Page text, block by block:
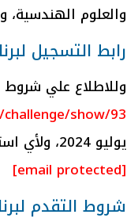
والعلوم الهندسية،
رابط التسجيل
وللاطلاع علي شروط
show/93
يوليو 2024، ولأي استفسارت يمكنكم التواصل عبر البريد الإلكتروني التالي:
[email protected]
شروط التقدم